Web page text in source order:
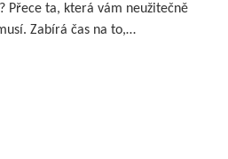
Přece ta, která vám neužitečně
Zabírá čas na to,…